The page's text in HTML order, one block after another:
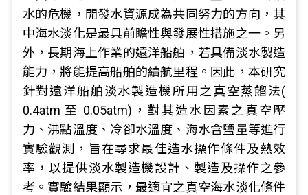
水的危機，開發水資源成為共同努力的方向，其
中海水淡化是最具前瞻性與發展性措施之一。另
外，長期海上作業的遠洋船舶，若具備淡水製造
能力，將能提高船舶的續航里程。因此，本研究
針對遠洋船舶淡水製造機所用之真空蒸餾法(
0.4atm 至 0.05atm)，對其造水因素之真空壓
力、沸點溫度、冷卻水溫度、海水含鹽量等進行
實驗觀測，旨在尋求最佳造水操作條件及熱效
率，以提供淡水製造機設計、製造及操作之參
考。實驗結果顯示，最適宜之真空海水淡化條件